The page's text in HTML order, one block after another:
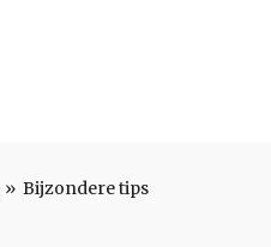
» Bijzondere tips